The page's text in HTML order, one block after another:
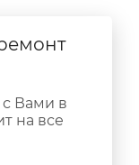
Вами в
на все